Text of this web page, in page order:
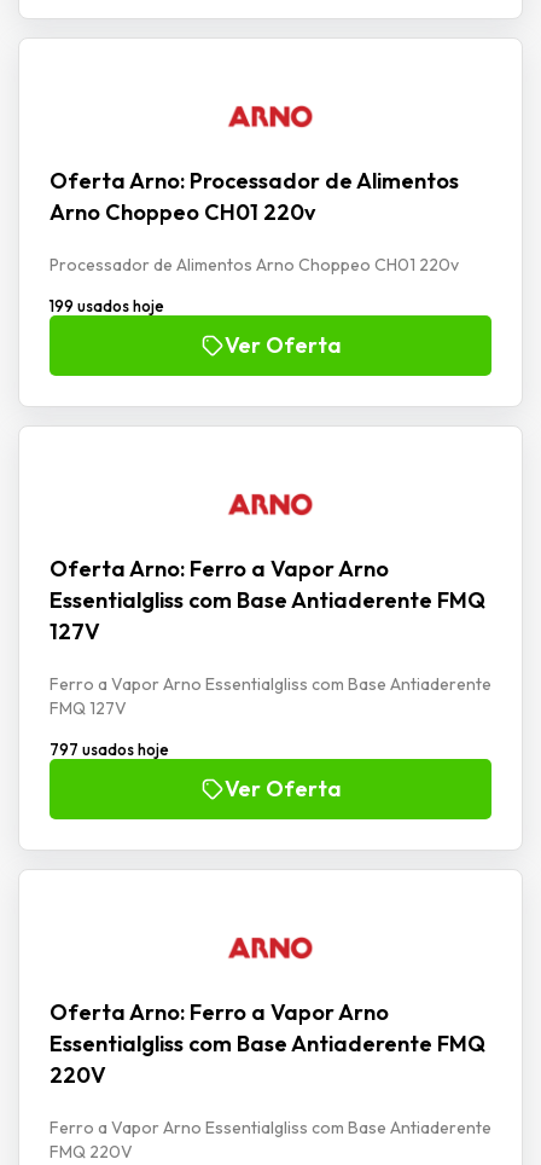
Oferta Arno: Processador de Alimentos
Arno Choppeo CH01 220v
Processador de Alimentos Arno Choppeo CH01 220v
199 usados hoje
Ver Oferta
Oferta Arno: Ferro a Vapor Arno
Essentialgliss com Base Antiaderente FMQ
127V
Ferro a Vapor Arno Essentialgliss com Base Antiaderente
FMQ 127V
797 usados hoje
Ver Oferta
Oferta Arno: Ferro a Vapor Arno
Essentialgliss com Base Antiaderente FMQ
220V
Ferro a Vapor Arno Essentialgliss com Base Antiaderente
FMQ 220V